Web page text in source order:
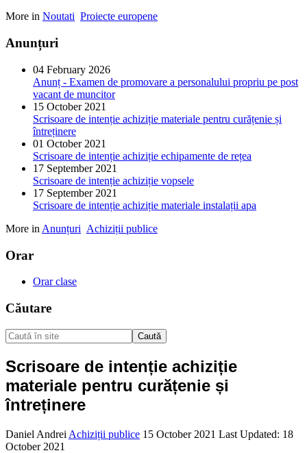
More in Noutati Proiecte europene
Anunțuri
04 February 2026
Anunț - Examen de promovare a personalului propriu pe post
vacant de muncitor
15 October 2021
Scrisoare de intenție achiziție materiale pentru curățenie și
întreținere
01 October 2021
Scrisoare de intenție achiziție echipamente de rețea
17 September 2021
Scrisoare de intenție achiziție vopsele
17 September 2021
Scrisoare de intenție achiziție materiale instalații apa
More in Anunțuri Achiziții publice
Orar
Orar clase
Căutare
Caută
Scrisoare de intenție achiziție
materiale pentru curățenie și
întreținere
Daniel Andrei Achiziții publice 15 October 2021 Last Updated: 18
October 2021